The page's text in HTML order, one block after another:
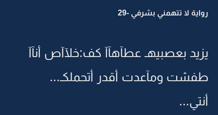
رواية لا تتهمني بشرفي -29
يزيد بعصبيهـ عطآهآآ كف:خلآآص أنآآ
طفشت ومآعدت أقدر أتحملكـ...
أنتي...